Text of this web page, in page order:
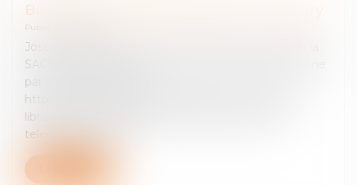
Blocage de la librairie fantôme : Z-Library
Publié le :
Josée-Anne Bénazéraf et Yvan Diringer avocats de la
SACEM Piratage : le blocage du site Z-Library ordonné
par la justice française
https://www.lemonde.fr/pixels/article/2024/09/12/z-
library-la-justice-ordonne-le-blocage-du-site-de-
telechargement-ille...